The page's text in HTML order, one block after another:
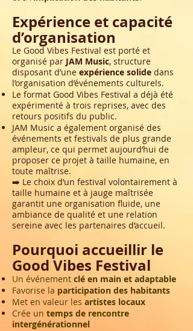
Expérience et capacité
d’organisation
Le Good Vibes Festival est porté et
organisé par JAM Music, structure
disposant d’une expérience solide dans
l’organisation d’événements culturels.
Le format Good Vibes Festival a déjà été
expérimenté à trois reprises, avec des
retours positifs du public.
JAM Music a également organisé des
événements et festivals de plus grande
ampleur, ce qui permet aujourd’hui de
proposer ce projet à taille humaine, en
toute maîtrise.
➡️ Le choix d’un festival volontairement à
taille humaine et à jauge maîtrisée
garantit une organisation fluide, une
ambiance de qualité et une relation
sereine avec les partenaires d’accueil.
Pourquoi accueillir le
Good Vibes Festival
Un événement clé en main et adaptable
Favorise la participation des habitants
Met en valeur les artistes locaux
Crée un temps de rencontre
intergénérationnel